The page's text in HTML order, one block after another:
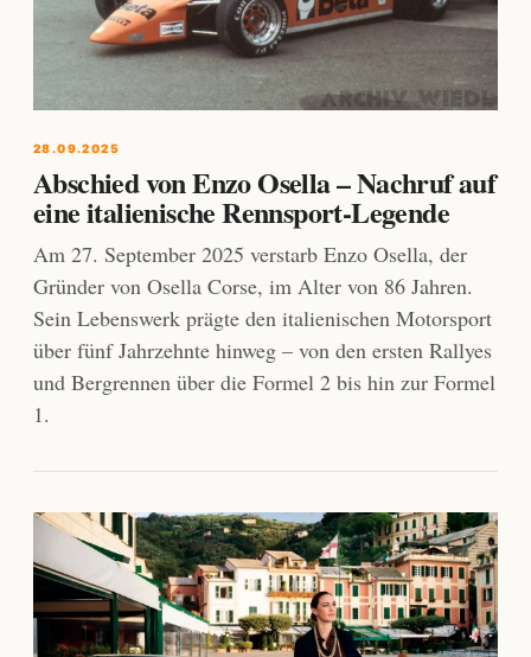
28.09.2025
Abschied von Enzo Osella – Nachruf auf
eine italienische Rennsport-Legende
Am 27. September 2025 verstarb Enzo Osella, der
Gründer von Osella Corse, im Alter von 86 Jahren.
Sein Lebenswerk prägte den italienischen Motorsport
über fünf Jahrzehnte hinweg – von den ersten Rallyes
und Bergrennen über die Formel 2 bis hin zur Formel
1.